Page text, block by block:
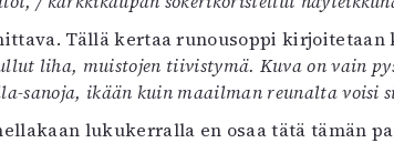
Tällä kertaa runousoppi
liha, muistojen tiivistymä. Kuva on vain
sanoja, ikään kuin maailman reunalta voisi
lukukerralla en osaa tätä tämän